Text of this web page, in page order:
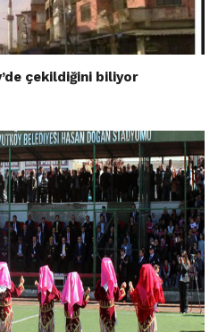
çekildiğini biliyor